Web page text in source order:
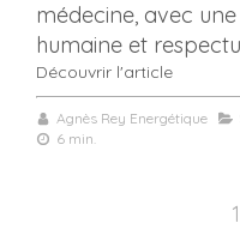
médecine, avec
humaine et
Découvrir l'article
Agnès Rey Energétique
6 min.